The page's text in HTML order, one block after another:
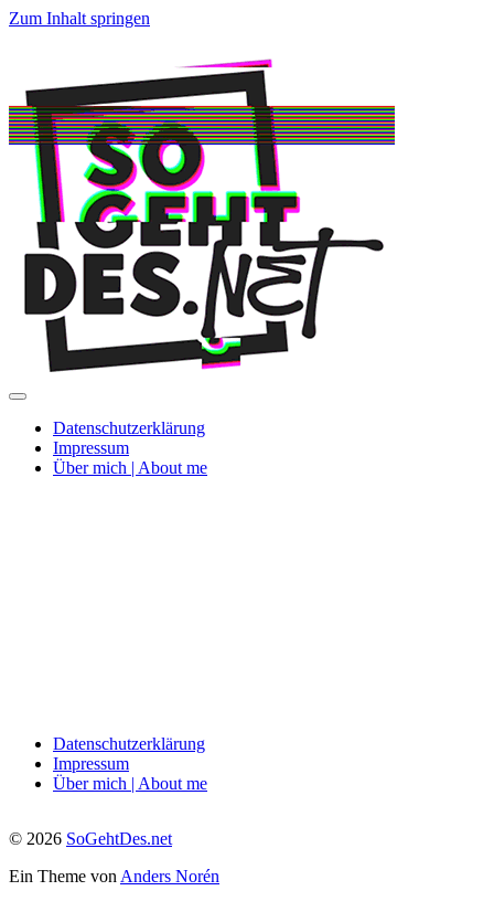
Zum Inhalt springen
Menü
umschaltenDatenschutzerklärung
Impressum
Über mich | About me
Datenschutzerklärung
Impressum
Über mich | About me
© 2026 SoGehtDes.net
Ein Theme von Anders Norén